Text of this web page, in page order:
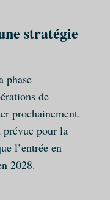
stratégie
phase
de
prochainement.
prévue pour la
l’entrée en
2028.